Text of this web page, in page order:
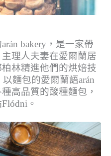
bakery，是一家帶
理人夫妻在愛爾蘭居
林精進他們的烘焙技
麵包的愛爾蘭語arán
高品質的酸種麵包，
。